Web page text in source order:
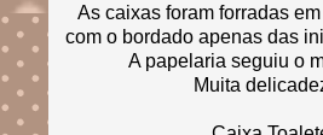
As caixas foram forradas
com o bordado apenas das
A papelaria seguiu o
Muita